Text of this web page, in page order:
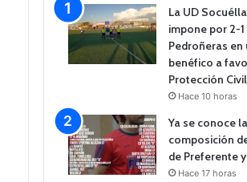
La UD
impone por 2-1
Pedroñeras en
benéfico a
Protección Civil
Hace 10 horas
Ya se conoce la
composición
de Preferente
Hace 17 horas